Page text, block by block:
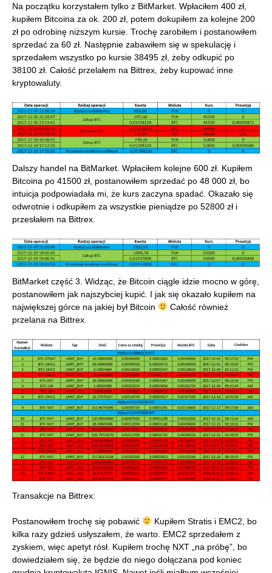
Na początku korzystałem tylko z BitMarket. Wpłaciłem 400 zł,
kupiłem Bitcoina za ok. 200 zł, potem dokupiłem za kolejne 200
zł po odrobinę niższym kursie. Trochę zarobiłem i postanowiłem
sprzedać za 60 zł. Następnie zabawiłem się w spekulację i
sprzedałem wszystko po kursie 38495 zł, żeby odkupić po
38100 zł. Całość przelałem na Bittrex, żeby kupować inne
kryptowaluty.
Dalszy handel na BitMarket. Wpłaciłem kolejne 600 zł. Kupiłem
Bitcoina po 41500 zł, postanowiłem sprzedać po 48 000 zł, bo
intuicja podpowiadała mi, że kurs zaczyna spadać. Okazało się
odwrotnie i odkupiłem za wszystkie pieniądze po 52800 zł i
przesłałem na Bittrex.
BitMarket część 3. Widząc, że Bitcoin ciągle idzie mocno w górę,
postanowiłem jak najszybciej kupić. I jak się okazało kupiłem na
największej górce na jakiej był Bitcoin
Całość również
przelana na Bittrex.
Transakcje na Bittrex:
Postanowiłem trochę się pobawić
Kupiłem Stratis i EMC2, bo
kilka razy gdzieś usłyszałem, że warto. EMC2 sprzedałem z
zyskiem, więc apetyt rósł. Kupiłem trochę NXT „na próbę”, bo
dowiedziałem się, że będzie do niego dołączana pod koniec